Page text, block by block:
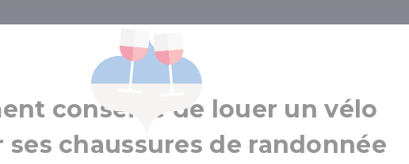
Villány
conseillé de louer un vélo
ses chaussures de randonnée